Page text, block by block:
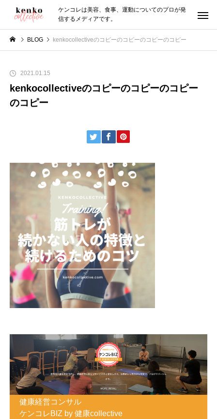
ケンコレは美容、食事、運動についてのプロが発
信するメディアです。
BLOG kenkocollectiveのコピーのコピーのコピーのコピー
2021.01.15
kenkocollectiveのコピーのコピーのコピー
のコピー
健康経営コンサル
ケンコレBIZ by 健康collective